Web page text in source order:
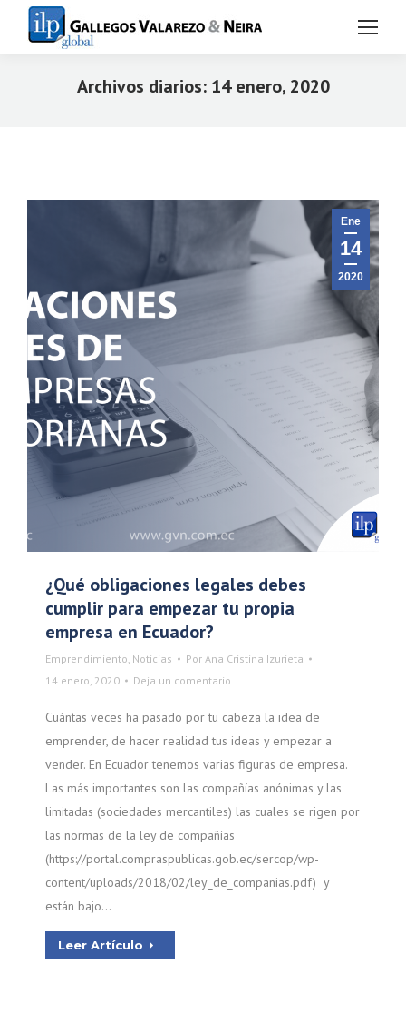
Archivos diarios: 14 enero, 2020
Ene
14
2020
¿Qué obligaciones legales debes
cumplir para empezar tu propia
empresa en Ecuador?
Emprendimiento, Noticias Por Ana Cristina Izurieta
14 enero, 2020
Deja un comentario
Cuántas veces ha pasado por tu cabeza la idea de
emprender, de hacer realidad tus ideas y empezar a
vender. En Ecuador tenemos varias figuras de empresa.
Las más importantes son las compañías anónimas y las
limitadas (sociedades mercantiles) las cuales se rigen por
las normas de la ley de compañías
(https://portal.compraspublicas.gob.ec/sercop/wp-
content/uploads/2018/02/ley_de_companias.pdf) y
están bajo…
Leer Artículo